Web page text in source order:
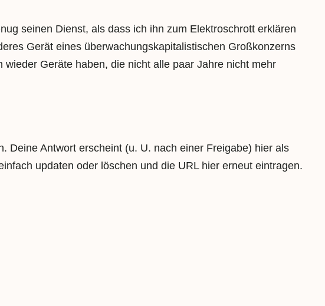
seinen Dienst, als dass ich ihn zum Elektroschrott erklären
Gerät eines überwachungskapitalistischen Großkonzerns
Geräte haben, die nicht alle paar Jahre nicht mehr
Deine Antwort erscheint (u. U. nach einer Freigabe) hier als
updaten oder löschen und die URL hier erneut eintragen.